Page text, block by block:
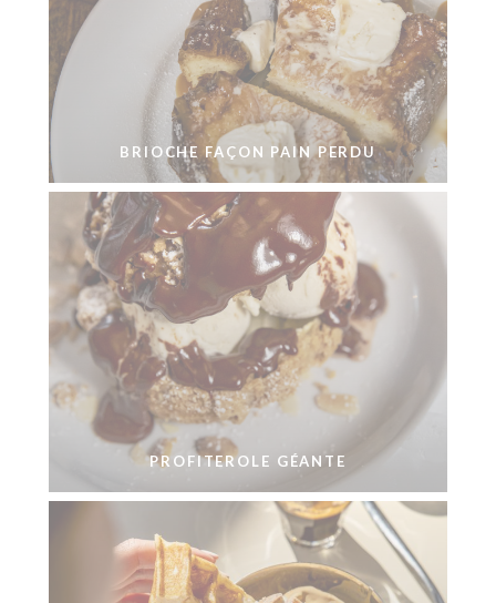
BRIOCHE FAÇON PAIN PERDU
PROFITEROLE GÉANTE